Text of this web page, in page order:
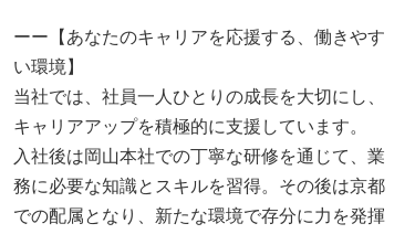
ーー【あなたのキャリアを応援する、働きやす
い環境】
当社では、社員一人ひとりの成長を大切にし、
キャリアアップを積極的に支援しています。
入社後は岡山本社での丁寧な研修を通じて、業
務に必要な知識とスキルを習得。その後は京都
での配属となり、新たな環境で存分に力を発揮